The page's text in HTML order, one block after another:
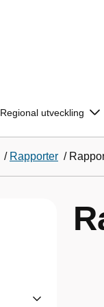
Regional utveckling
/ Rapporter /